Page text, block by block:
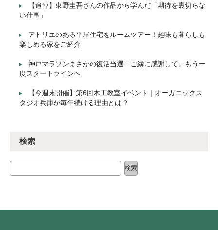
【追悼】東野圭吾さんの作品から学んだ「期待を裏切らな
い仕事」
アトリエのある平屋住宅をルームツアー！趣味も暮らしも
楽しめる家をご紹介
神戸マラソンまさかの復活当選！ご縁に感謝して、もう一
度スタートラインへ
【今週末開催】第6回木工教室イベント｜オーガニックス
タジオ兵庫が毎年続ける理由とは？
検索
検索
検索